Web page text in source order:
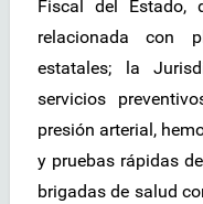
Fiscal del Estado,
relacionada con
estatales; la
servicios
presión arterial,
y pruebas rápidas
brigadas de salud